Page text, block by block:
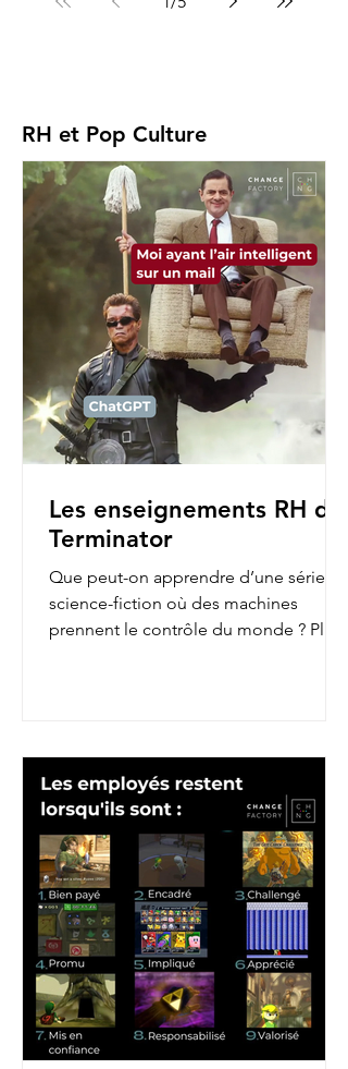
RH et Pop Culture
Les enseignements RH de
Terminator
Que peut-on apprendre d’une série de
science-fiction où des machines
prennent le contrôle du monde ? Plus